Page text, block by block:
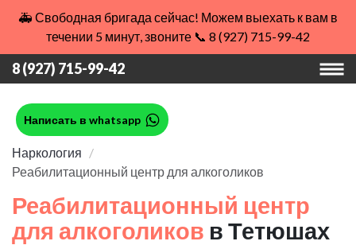
🚑 Свободная бригада сейчас! Можем выехать к вам в
течении 5 минут, звоните 📞 8 (927) 715-99-42
8 (927) 715-99-42
Написать в whatsapp
Наркология
Реабилитационный центр для алкоголиков
Реабилитационный центр
для алкоголиков в Тетюшах